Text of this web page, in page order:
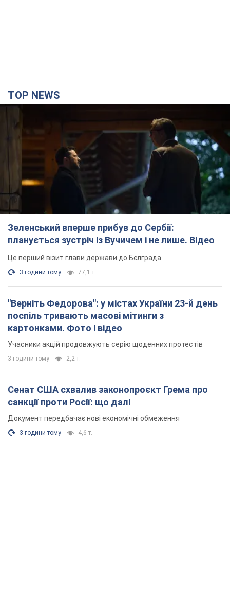
TOP NEWS
Зеленський вперше прибув до Сербії:
планується зустріч із Вучичем і не лише. Відео
Це перший візит глави держави до Бєлграда
3 години тому 77,1 т.
"Верніть Федорова": у містах України 23-й день
поспіль тривають масові мітинги з
картонками. Фото і відео
Учасники акцій продовжують серію щоденних протестів
3 години тому 2,2 т.
Сенат США схвалив законопроєкт Грема про
санкції проти Росії: що далі
Документ передбачає нові економічні обмеження
3 години тому 4,6 т.